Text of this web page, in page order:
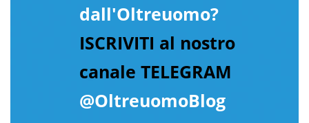
dall'Oltreuomo?
ISCRIVITI al nostro
canale TELEGRAM
@OltreuomoBlog